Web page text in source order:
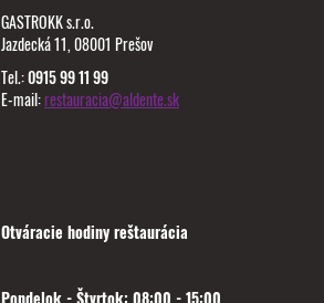
GASTROKK s.r.o.
Jazdecká 11, 08001 Prešov
Tel.:0915 99 11 99
E-mail:restauracia@aldente.sk
Otváracie hodiny reštaurácia
Pondelok - Štvrtok: 08:00 - 15:00